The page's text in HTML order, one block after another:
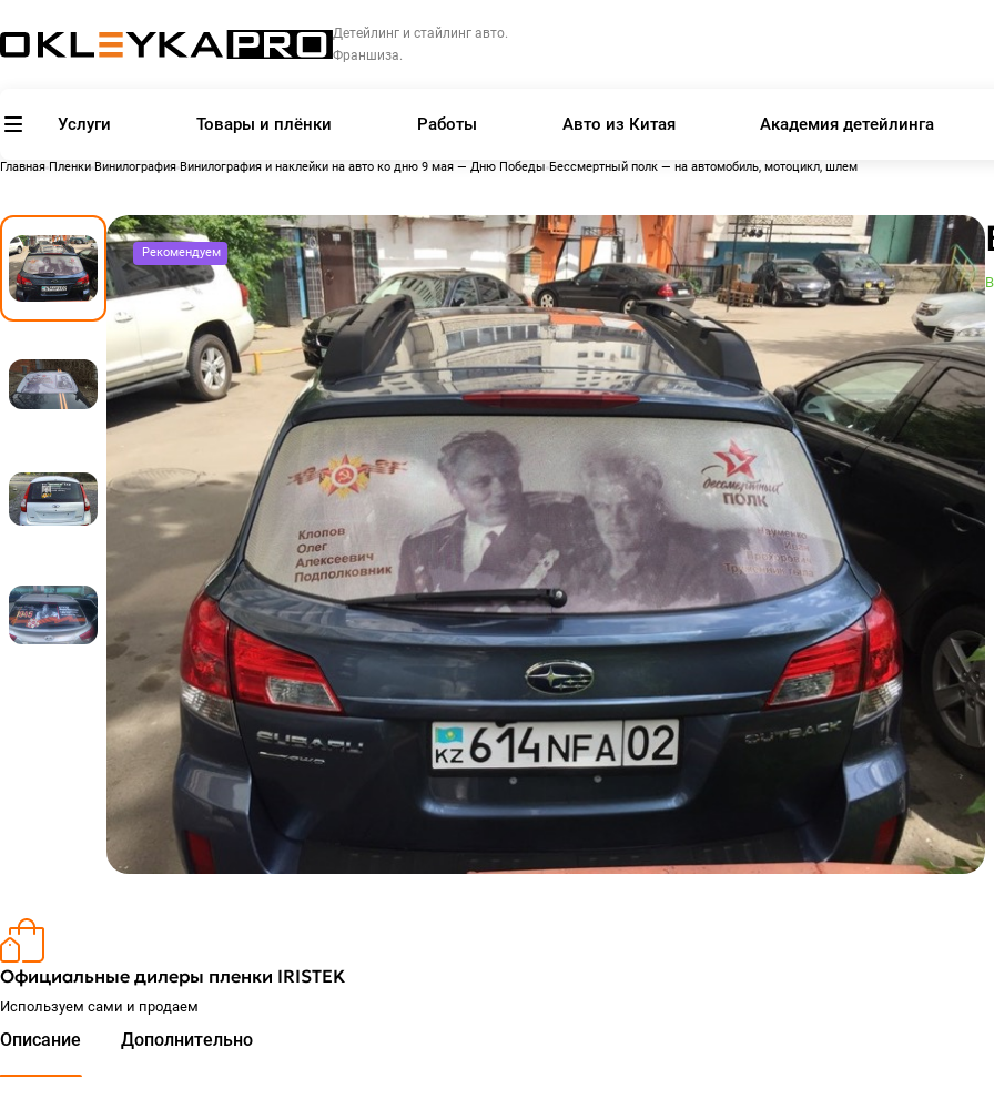
Детейлинг и стайлинг авто.
Франшиза.
Услуги Товары и плёнки Работы Авто из Китая Академия детейлинга
Главная Пленки Винилография Винилография и наклейки на авто ко дню 9 мая — Дню Победы Бессмертный полк — на автомобиль, мотоцикл, шлем
Рекомендуем
Официальные дилеры пленки IRISTEK
Используем сами и продаем
Описание Дополнительно